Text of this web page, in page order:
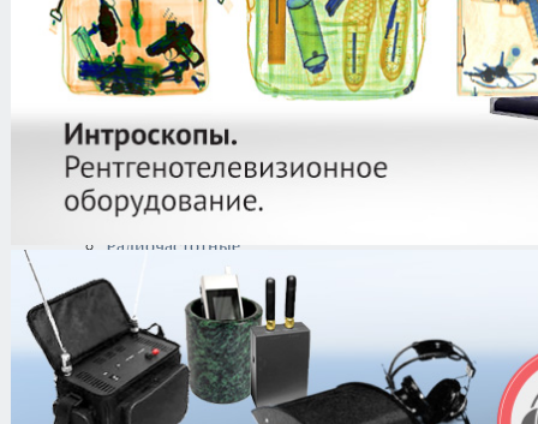
техника
Поисково-досмотровое
оборудование
Средства
документирования и
Металлодетекторы
Полиграфы
Противокражные системы
Акустомагнитные
системы
Радиочастотные
Противокражные
ворота
Противокражные
этикетки
Деактиваторы
Ручные
детекторы